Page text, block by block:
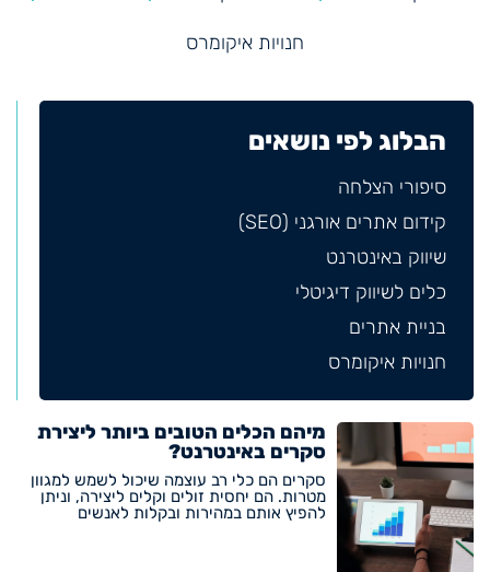
חנויות איקומרס
הבלוג לפי נושאים
סיפורי הצלחה
קידום אתרים אורגני (SEO)
שיווק באינטרנט
כלים לשיווק דיגיטלי
בניית אתרים
חנויות איקומרס
מיהם הכלים הטובים ביותר ליצירת
סקרים באינטרנט?
סקרים הם כלי רב עוצמה שיכול לשמש למגוון
מטרות. הם יחסית זולים וקלים ליצירה, וניתן
להפיץ אותם במהירות ובקלות לאנשים